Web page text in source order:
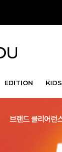
EDITION KIDS